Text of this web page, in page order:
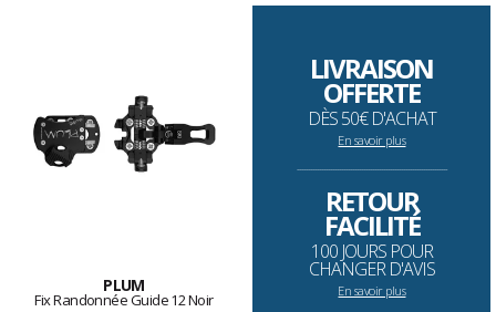
PLUM
Fix Randonnée Guide 12 Noir
LIVRAISON
OFFERTE
DÈS 50€ D'ACHAT
En savoir plus
--------------------------------------------------------------------
RETOUR
FACILITÉ
100 JOURS POUR
CHANGER D'AVIS
En savoir plus